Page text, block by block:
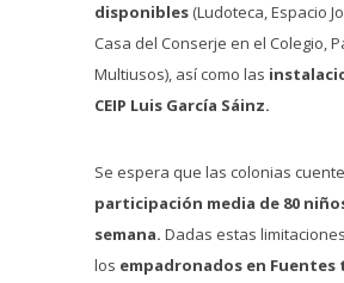
disponibles (Ludoteca, Espacio
Casa del Conserje en el Colegio,
Multiusos), así como las
CEIP Luis García Sáinz.
Se espera que las colonias
participación media de 80
semana. Dadas estas
los empadronados en Fuentes